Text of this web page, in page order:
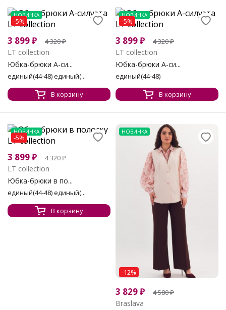
НОВИНКА
-5%
3 899₽ 4 320₽
LT collection
Юбка-брюки А-си...
единый(44-48) единый(...
В корзину
НОВИНКА
-5%
3 899₽ 4 320₽
LT collection
Юбка-брюки А-си...
единый(44-48)
В корзину
НОВИНКА
-5%
3 899₽ 4 320₽
LT collection
Юбка-брюки в по...
единый(44-48) единый(...
В корзину
НОВИНКА
-12%
3 829₽ 4 580₽
Braslava